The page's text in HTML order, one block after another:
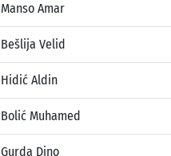
Manso Amar
Bešlija Velid
Hidić Aldin
Bolić Muhamed
Gurda Dino